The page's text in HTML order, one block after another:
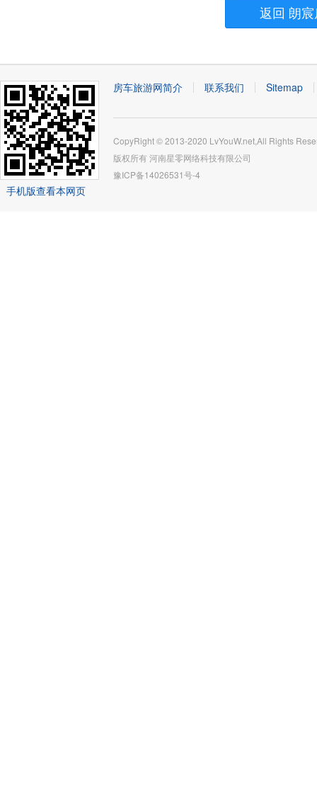
返回 朗
手机版查看本网页
房车旅游网简介 联系我们 Sitemap
CopyRight © 2013-2020 LvYouW.net,All Rights
版权所有河南星零网络科技有限公司
豫ICP备14026531号-4